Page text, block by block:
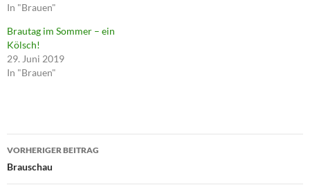
In "Brauen"
Brautag im Sommer – ein
Kölsch!
29. Juni 2019
In "Brauen"
Beitragsnavigation
VORHERIGER BEITRAG
Brauschau